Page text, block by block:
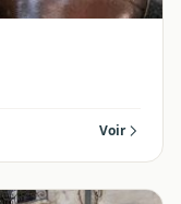
Voir